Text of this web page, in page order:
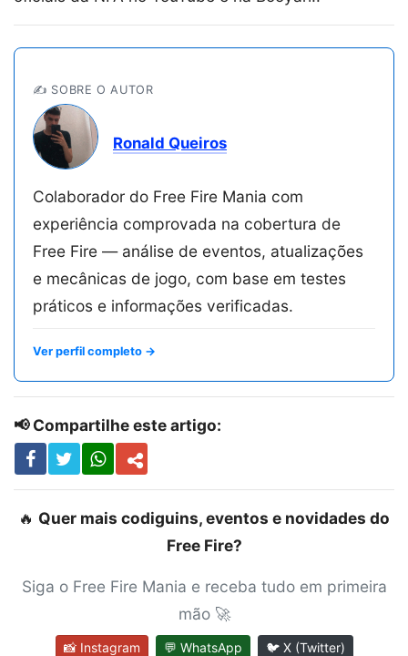
✍️ SOBRE O AUTOR
Ronald Queiros
Colaborador do Free Fire Mania com
experiência comprovada na cobertura de
Free Fire — análise de eventos, atualizações
e mecânicas de jogo, com base em testes
práticos e informações verificadas.
Ver perfil completo →
📢 Compartilhe este artigo:
🔥 Quer mais codiguins, eventos e novidades do
Free Fire?
Siga o Free Fire Mania e receba tudo em primeira
mão 🚀
📸 Instagram 💬 WhatsApp 🐦 X (Twitter)